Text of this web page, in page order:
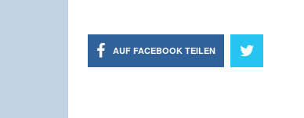
AUF FACEBOOK TEILEN